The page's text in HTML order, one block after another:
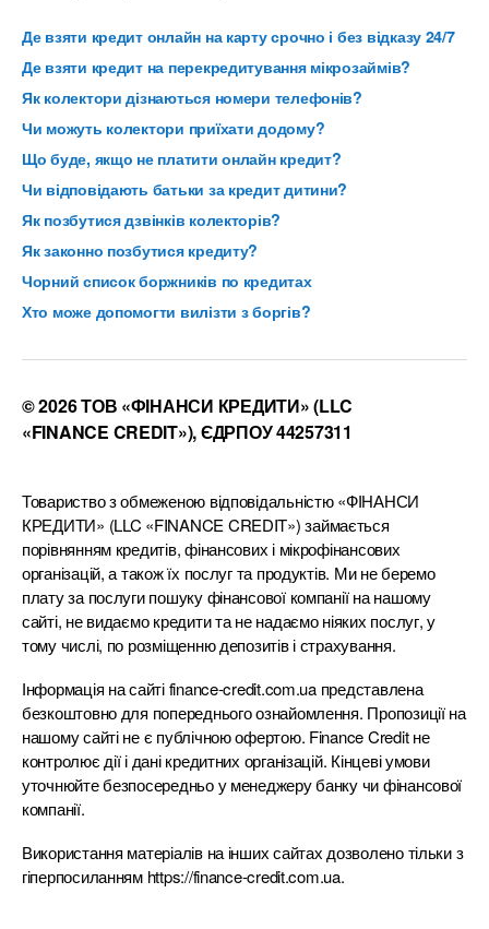
Де взяти кредит онлайн на карту срочно і без відказу 24/7
Де взяти кредит на перекредитування мікрозаймів?
Як колектори дізнаються номери телефонів?
Чи можуть колектори приїхати додому?
Що буде, якщо не платити онлайн кредит?
Чи відповідають батьки за кредит дитини?
Як позбутися дзвінків колекторів?
Як законно позбутися кредиту?
Чорний список боржників по кредитах
Хто може допомогти вилізти з боргів?
© 2026 ТОВ «ФІНАНСИ КРЕДИТИ» (LLC
«FINANCE CREDIT»), ЄДРПОУ 44257311
Товариство з обмеженою відповідальністю «ФІНАНСИ
КРЕДИТИ» (LLC «FINANCE CREDIT») займається
порівнянням кредитів, фінансових і мікрофінансових
організацій, а також їх послуг та продуктів. Ми не беремо
плату за послуги пошуку фінансової компанії на нашому
сайті, не видаємо кредити та не надаємо ніяких послуг, у
тому числі, по розміщенню депозитів і страхування.
Інформація на сайті finance-credit.com.ua представлена
безкоштовно для попереднього ознайомлення. Пропозиції на
нашому сайті не є публічною офертою. Finance Credit не
контролює дії і дані кредитних організацій. Кінцеві умови
уточнюйте безпосередньо у менеджеру банку чи фінансової
компанії.
Використання матеріалів на інших сайтах дозволено тільки з
гіперпосиланням https://finance-credit.com.ua.